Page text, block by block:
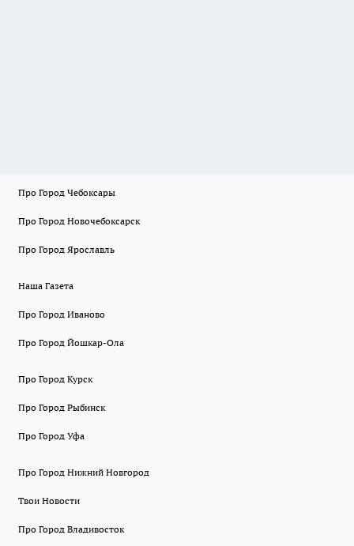
Про Город Чебоксары
Про Город Новочебоксарск
Про Город Ярославль
Наша Газета
Про Город Иваново
Про Город Йошкар-Ола
Про Город Курск
Про Город Рыбинск
Про Город Уфа
Про Город Нижний Новгород
Твои Новости
Про Город Владивосток